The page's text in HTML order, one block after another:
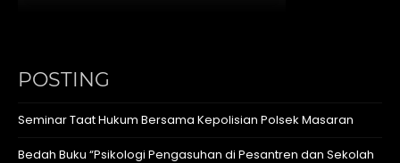
POSTING
Seminar Taat Hukum Bersama Kepolisian Polsek Masaran
Bedah Buku “Psikologi Pengasuhan di Pesantren dan Sekolah